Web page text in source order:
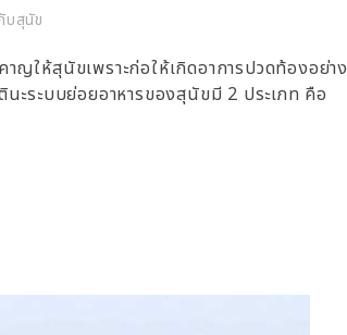
บสุนัข
ญให้สุนัขเพราะก่อให้เกิดอาการปวดท้องอย่าง
ะระบบย่อยอาหารของสุนัขมี 2 ประเภท คือ